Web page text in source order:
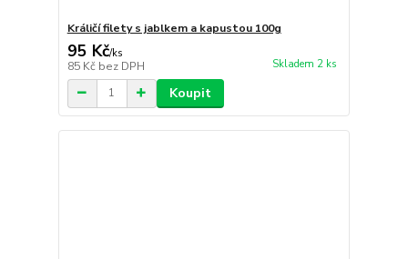
Králičí filety s jablkem a kapustou 100g
95 Kč/ks
85 Kč bez DPH Skladem 2 ks
Koupit